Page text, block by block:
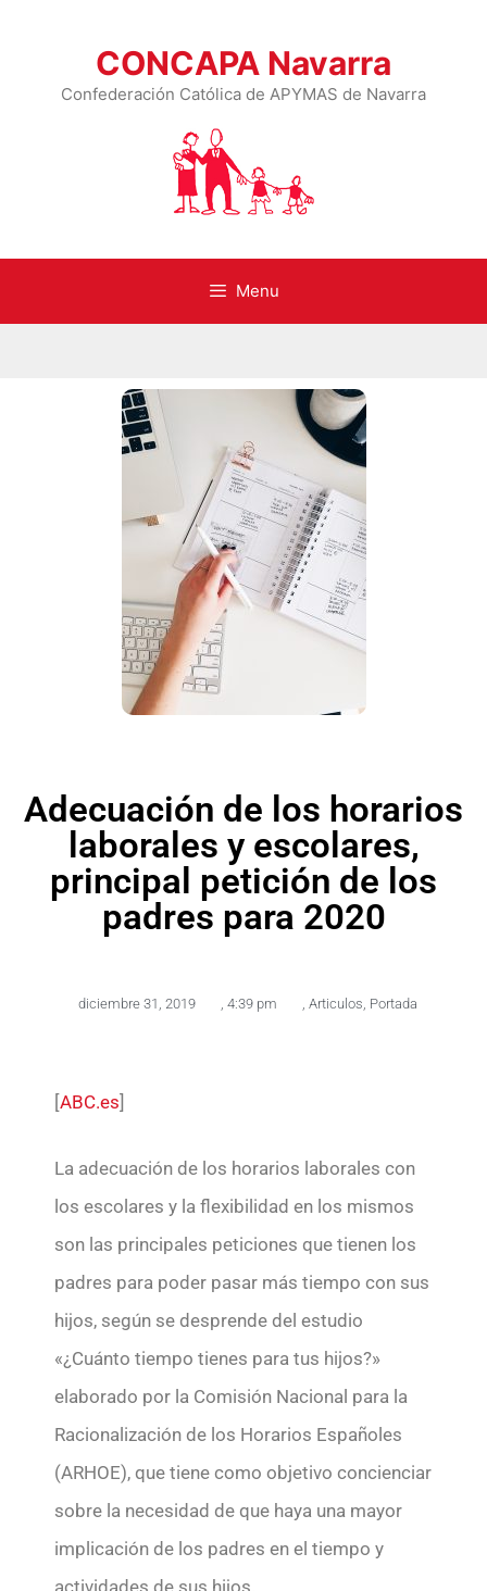
CONCAPA Navarra
Confederación Católica de APYMAS de Navarra
Menu
Adecuación de los horarios
laborales y escolares,
principal petición de los
padres para 2020
diciembre 31, 2019 , 4:39 pm , Articulos, Portada
[ABC.es]
La adecuación de los horarios laborales con
los escolares y la flexibilidad en los mismos
son las principales peticiones que tienen los
padres para poder pasar más tiempo con sus
hijos, según se desprende del estudio
«¿Cuánto tiempo tienes para tus hijos?»
elaborado por la Comisión Nacional para la
Racionalización de los Horarios Españoles
(ARHOE), que tiene como objetivo concienciar
sobre la necesidad de que haya una mayor
implicación de los padres en el tiempo y
actividades de sus hijos.